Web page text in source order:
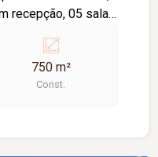
recepção, 05 salas,
750 m²
Const.